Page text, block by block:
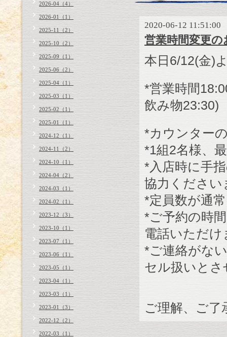
2020-06-12 11:51:00
営業時間変更の
本日6/12(金)
*営業時間
飲み物23:30)
*カウンター
*1組2名様、
*入店時に手
協力ください
*定員数が通
*ご予約の時
電話いただ
*ご連絡がな
セル扱いと
ご理解、ご
2026-04（4）
2026-01（1）
2025-11（2）
2025-10（2）
2025-09（1）
2025-06（2）
2025-04（1）
2025-03（1）
2025-02（1）
2025-01（1）
2024-12（1）
2024-11（2）
2024-10（1）
2024-04（2）
2024-03（1）
2024-02（1）
2023-12（3）
2023-10（1）
2023-07（1）
2023-06（1）
2023-05（1）
2023-04（1）
2023-03（1）
2023-01（3）
2022-12（2）
2022-03（1）